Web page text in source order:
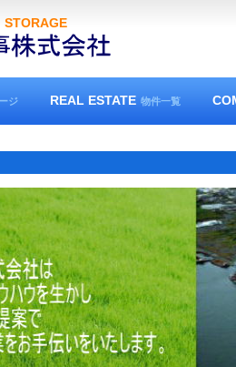
STORAGE
ジ REAL ESTATE 物件一覧